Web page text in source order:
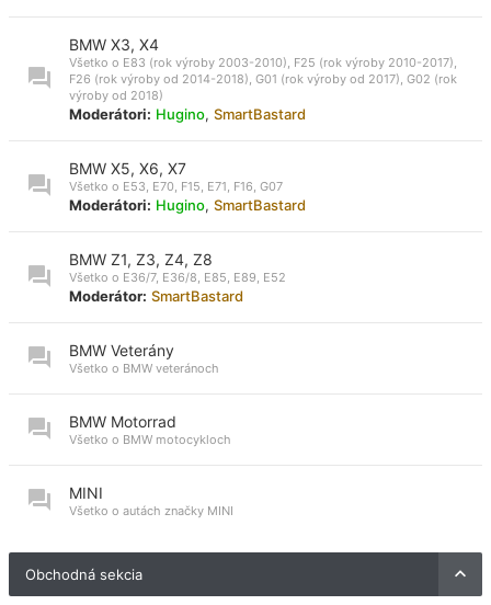
BMW X3, X4
Všetko o E83 (rok výroby 2003-2010), F25 (rok výroby 2010-2017),
F26 (rok výroby od 2014-2018), G01 (rok výroby od 2017), G02 (rok
výroby od 2018)
Moderátori: Hugino, SmartBastard
BMW X5, X6, X7
Všetko o E53, E70, F15, E71, F16, G07
Moderátori: Hugino, SmartBastard
BMW Z1, Z3, Z4, Z8
Všetko o E36/7, E36/8, E85, E89, E52
Moderátor: SmartBastard
BMW Veterány
Všetko o BMW veteránoch
BMW Motorrad
Všetko o BMW motocykloch
MINI
Všetko o autách značky MINI
Obchodná sekcia